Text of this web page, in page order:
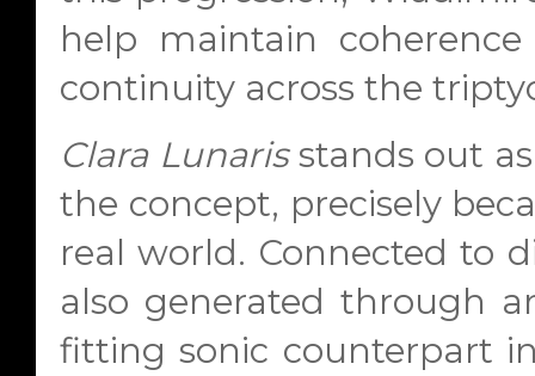
help maintain
continuity across the
Clara Lunarisstands out
the concept, precisely
real world. Connected to
also generated through
fitting sonic counterpart